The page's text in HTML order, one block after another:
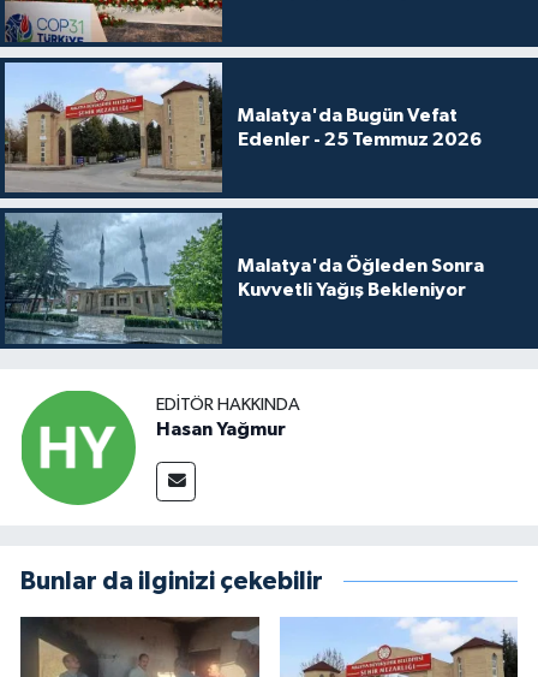
Malatya'da Bugün Vefat
Edenler - 25 Temmuz 2026
Malatya'da Öğleden Sonra
Kuvvetli Yağış Bekleniyor
EDITÖR HAKKINDA
Hasan Yağmur
Bunlar da ilginizi çekebilir